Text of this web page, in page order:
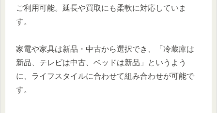
ご利用可能。延長や買取にも柔軟に対応していま
す。
家電や家具は新品・中古から選択でき、「冷蔵庫は
新品、テレビは中古、ベッドは新品」というよう
に、ライフスタイルに合わせて組み合わせが可能で
す。